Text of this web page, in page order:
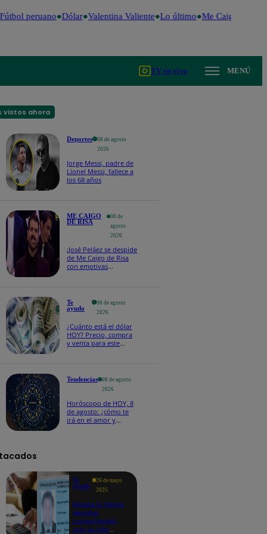
peruano Dólar Valentina Valiente Lo último Me Caigo de Risa
TV en vivo MENÚ
vistos ahora
Deportes
08 de agosto
2026
Jorge Messi, padre de
Lionel Messi, fallece a
los 68 años
ME CAIGO
DE RISA
08 de
agosto
2026
¡José Peláez se despide
de Me Caigo de Risa
con emotivas
Te
ayudo
08 de agosto
2026
¿Cuánto está el dólar
HOY? Precio, compra
y venta para este
Tendencias
08 de agosto
2026
Horóscopo de HOY, 8
de agosto: ¿cómo te
irá en el amor y
Te
ayudo
26 de mayo
2025
Revisa si tienes
deudas
consultando
con tu DNI: